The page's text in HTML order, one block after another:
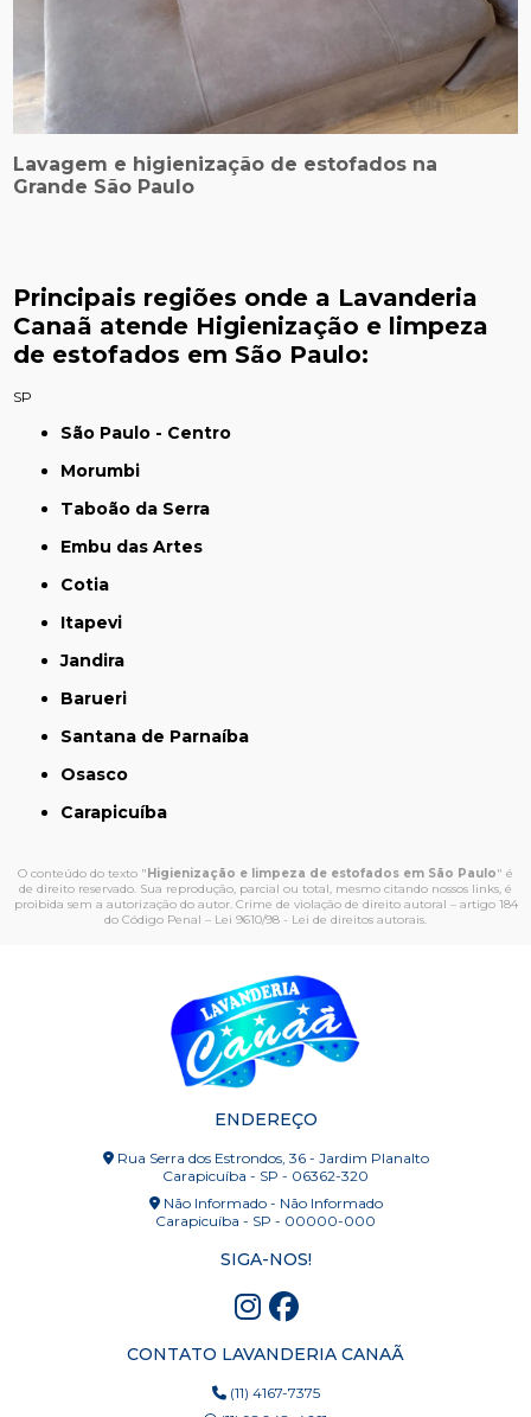
Lavagem e higienização de estofados na
Grande São Paulo
Principais regiões onde a Lavanderia
Canaã atende Higienização e limpeza
de estofados em São Paulo:
SP
São Paulo - Centro
Morumbi
Taboão da Serra
Embu das Artes
Cotia
Itapevi
Jandira
Barueri
Santana de Parnaíba
Osasco
Carapicuíba
O conteúdo do texto " Higienização e limpeza de estofados em São Paulo" é
de direito reservado. Sua reprodução, parcial ou total, mesmo citando nossos links, é
proibida sem a autorização do autor. Crime de violação de direito autoral – artigo 184
do Código Penal – Lei 9610/98 - Lei de direitos autorais.
ENDEREÇO
Rua Serra dos Estrondos, 36 - Jardim Planalto
Carapicuíba - SP - 06362-320
Não Informado - Não Informado
Carapicuíba - SP - 00000-000
SIGA-NOS!
CONTATO LAVANDERIA CANAÃ
(11) 4167-7375